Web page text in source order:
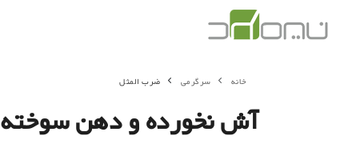
خانه سرگرمی ضرب المثل
آش نخورده و دهن سوخته